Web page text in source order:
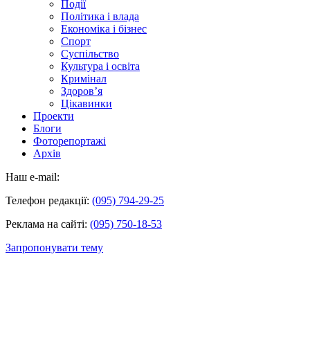
Події
Політика і влада
Економіка і бізнес
Спорт
Суспільство
Культура і освіта
Кримінал
Здоров’я
Цікавинки
Проекти
Блоги
Фоторепортажі
Архів
Наш e-mail:
Телефон редакції: (095) 794-29-25
Реклама на сайті: (095) 750-18-53
Запропонувати тему